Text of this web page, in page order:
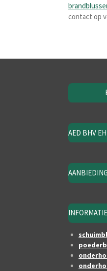
contact op
AED BHV
INFORMATIE